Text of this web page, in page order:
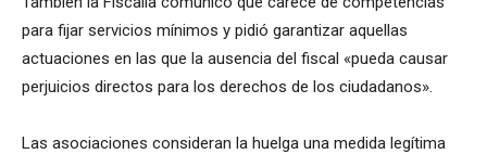
para fijar servicios mínimos y pidió garantizar aquellas
actuaciones en las que la ausencia del fiscal «pueda causar
perjuicios directos para los derechos de los ciudadanos».
Las asociaciones consideran la huelga una medida legítima